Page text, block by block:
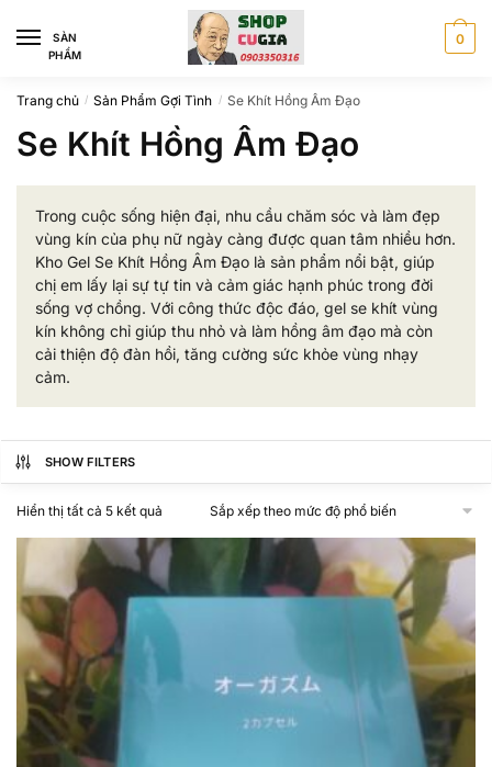
navigation
content
SÀN
PHẨM
0
Trang chủ / Sản Phẩm Gợi Tình / Se Khít Hồng Âm Đạo
Se Khít Hồng Âm Đạo
Trong cuộc sống hiện đại, nhu cầu chăm sóc và làm đẹp
vùng kín của phụ nữ ngày càng được quan tâm nhiều hơn.
Kho Gel Se Khít Hồng Âm Đạo là sản phẩm nổi bật, giúp
chị em lấy lại sự tự tin và cảm giác hạnh phúc trong đời
sống vợ chồng. Với công thức độc đáo, gel se khít vùng
kín không chỉ giúp thu nhỏ và làm hồng âm đạo mà còn
cải thiện độ đàn hồi, tăng cường sức khỏe vùng nhạy
cảm.
SHOW FILTERS
Hiển thị tất cả 5 kết quả
xếp
mức
độ
phổ